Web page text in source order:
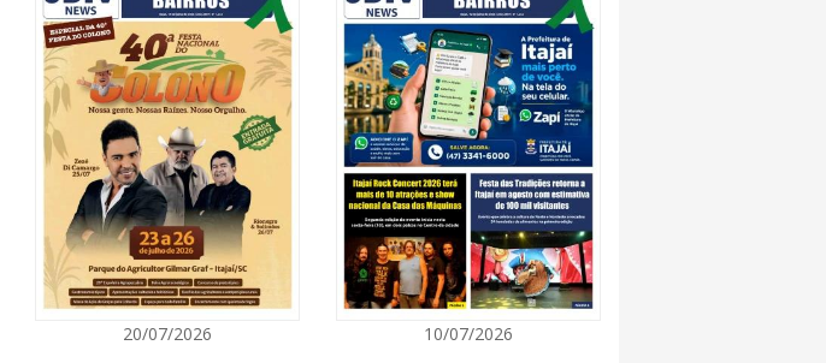
06/08/2026 | 18:28
Ciclone-bomba se forma sobre o oceano, mas Santa
Catarina terá impactos provocados pela frente fria e pelo
vento Sul
ITAPEMA
06/08/2026 | 07:00
Secretaria de Cultura retoma oficinas culturais com diversas
modalidades para a comunidade
BALNEÁRIO CAMBORIÚ
06/08/2026 | 07:00
20/07/2026 10/07/2026